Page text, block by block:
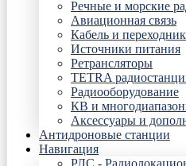
Речные и морские
Авиационная связь
Кабель и
Источники питания
Ретрансляторы
TETRA
Радиооборудование
КВ и
Аксессуары и
Антидроновые станции
Навигация
РЛС -